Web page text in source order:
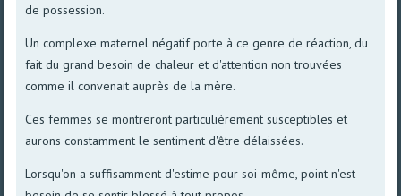
de possession.
Un complexe maternel négatif porte à ce genre de réaction, du
fait du grand besoin de chaleur et d'attention non trouvées
comme il convenait auprès de la mère.
Ces femmes se montreront particulièrement susceptibles et
aurons constamment le sentiment d'être délaissées.
Lorsqu'on a suffisamment d'estime pour soi-même, point n'est